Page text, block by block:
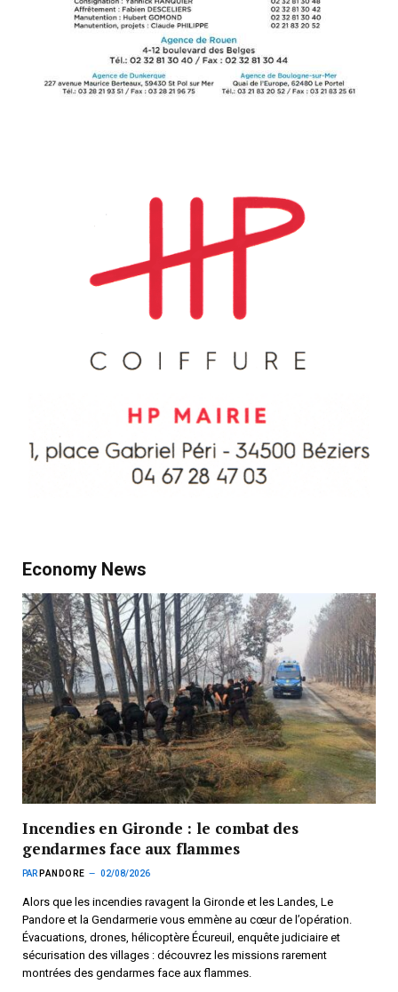
Economy News
Incendies en Gironde : le combat des
gendarmes face aux flammes
PAR PANDORE 02/08/2026
Alors que les incendies ravagent la Gironde et les Landes, Le
Pandore et la Gendarmerie vous emmène au cœur de l’opération.
Évacuations, drones, hélicoptère Écureuil, enquête judiciaire et
sécurisation des villages : découvrez les missions rarement
montrées des gendarmes face aux flammes.